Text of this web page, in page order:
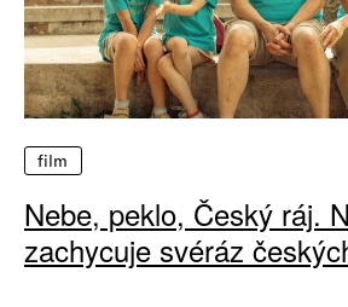
film
Nebe, peklo, Český ráj.
zachycuje svéráz